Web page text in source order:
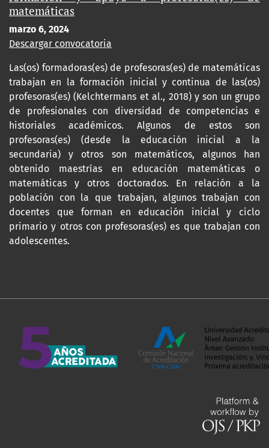
matemáticas
marzo 6, 2024
Descargar convocatoria
Las(os) formadoras(es) de profesoras(es) de matemáticas
trabajan en la formación inicial y continua de las(os)
profesoras(es) (Kelchtermans et al., 2018) y son un grupo
de profesionales con diversidad de competencias e
historiales académicos. Algunos de estos son
profesoras(es) (desde la educación inicial a la
secundaria) y otros son matemáticos, algunos han
obtenido maestrías en educación matemáticas o
matemáticas y otros doctorados. En relación a la
población con la que trabajan, algunos trabajan con
docentes que forman en educación inicial y ciclo
primario y otros con profesoras(es) es que trabajan con
adolescentes.